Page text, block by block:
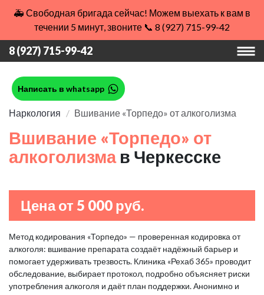
🚑 Свободная бригада сейчас! Можем выехать к вам в
течении 5 минут, звоните 📞 8 (927) 715-99-42
8 (927) 715-99-42
Написать в whatsapp
Наркология Вшивание «Торпедо» от алкоголизма
Вшивание «Торпедо» от
алкоголизма в Черкесске
Цена от 5 000 руб.
Метод кодирования «Торпедо» — проверенная кодировка от
алкоголя: вшивание препарата создаёт надёжный барьер и
помогает удерживать трезвость. Клиника «Рехаб 365» проводит
обследование, выбирает протокол, подробно объясняет риски
употребления алкоголя и даёт план поддержки. Анонимно и